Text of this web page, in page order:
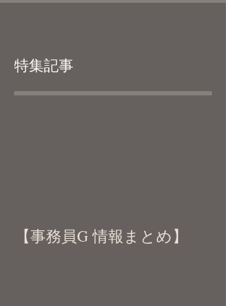
特集記事
【事務員G 情報まとめ】